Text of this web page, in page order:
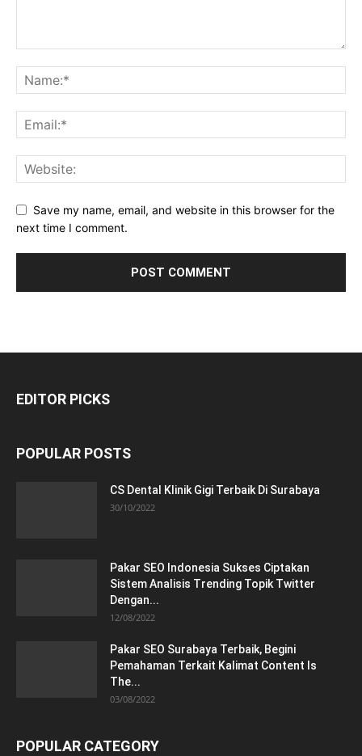
Save my name, email, and website in this browser for the
next time I comment.
EDITOR PICKS
POPULAR POSTS
CS Dental Klinik Gigi Terbaik Di Surabaya
30/10/2022
Pakar SEO Indonesia Sukses Ciptakan
Sistem Analisis Trending Topik Twitter
Dengan...
12/08/2022
Pakar SEO Surabaya Terbaik, Begini
Pemahaman Terkait Kalimat Content Is
The...
03/08/2022
POPULAR CATEGORY